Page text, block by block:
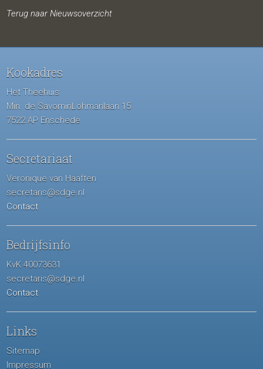
Terug naar Nieuwsoverzicht
Kookadres
Het Theehuis
Min. de SavorninLohmanlaan 15
7522 AP Enschede
Secretariaat
Veronique van Haaften
secretaris@sdge.nl
Contact
Bedrijfsinfo
KvK 40073631
secretaris@sdge.nl
Contact
Links
Sitemap
Impressum